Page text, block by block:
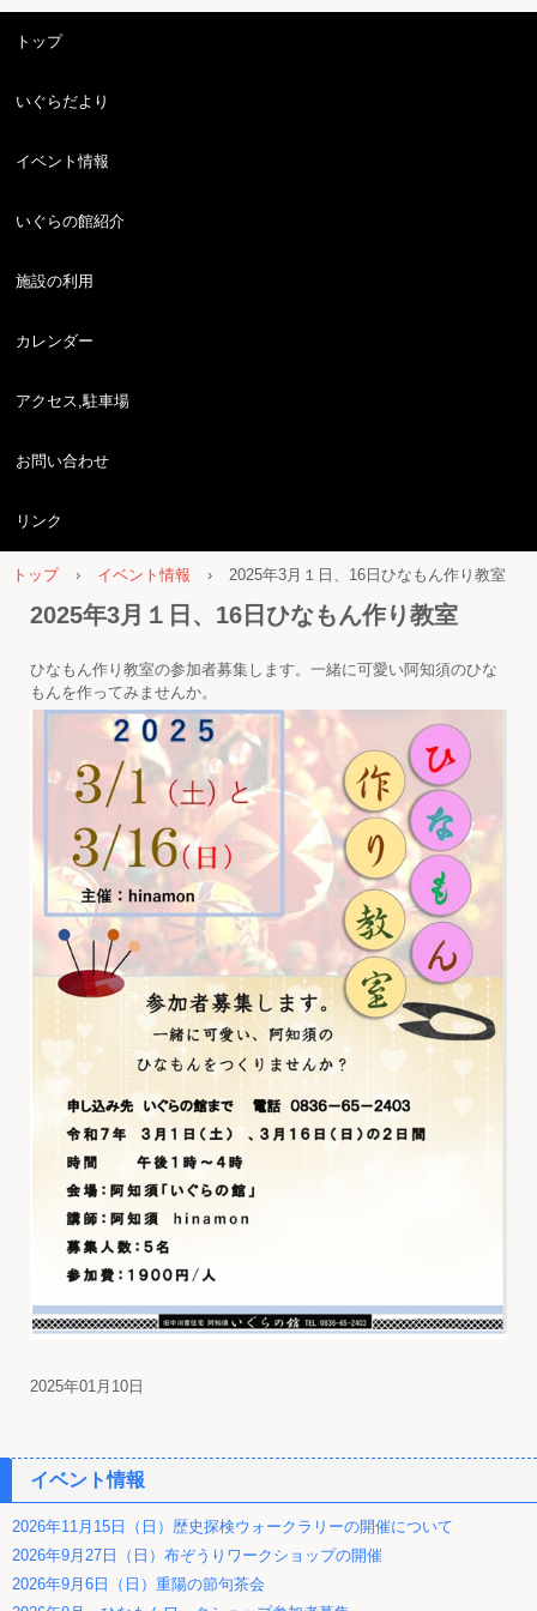
トップ
いぐらだより
イベント情報
いぐらの館紹介
施設の利用
カレンダー
アクセス,駐車場
お問い合わせ
リンク
トップ › イベント情報 › 2025年3月１日、16日ひなもん作り教室
2025年3月１日、16日ひなもん作り教室
ひなもん作り教室の参加者募集します。一緒に可愛い阿知須のひな
もんを作ってみませんか。
2025年01月10日
イベント情報
2026年11月15日（日）歴史探検ウォークラリーの開催について
2026年9月27日（日）布ぞうりワークショップの開催
2026年9月6日（日）重陽の節句茶会